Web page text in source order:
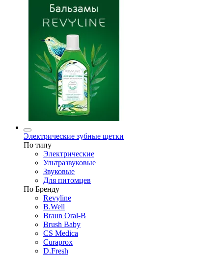
Электрические зубные щетки
По типу
Электрические
Ультразвуковые
Звуковые
Для питомцев
По Бренду
Revyline
B.Well
Braun Oral-B
Brush Baby
CS Medica
Curaprox
D.Fresh